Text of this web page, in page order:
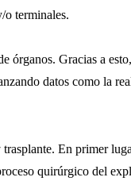
o terminales.
órganos. Gracias a
datos como la
En primer
quirúrgico del